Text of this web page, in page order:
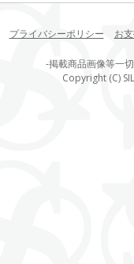
プライバシーポリシー お
-掲載商品画像等一
Copyright (C)